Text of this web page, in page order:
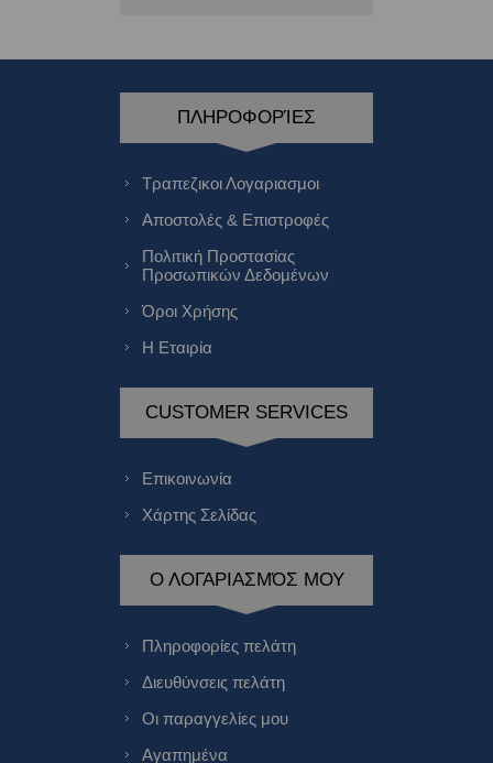
ΠΛΗΡΟΦΟΡΊΕΣ
Τραπεζικοι Λογαριασμοι
Αποστολές & Επιστροφές
Πολιτική Προστασίας
Προσωπικών Δεδομένων
Όροι Χρήσης
Η Εταιρία
CUSTOMER SERVICES
Επικοινωνία
Χάρτης Σελίδας
Ο ΛΟΓΑΡΙΑΣΜΌΣ ΜΟΥ
Πληροφορίες πελάτη
Διευθύνσεις πελάτη
Οι παραγγελίες μου
Αγαπημένα